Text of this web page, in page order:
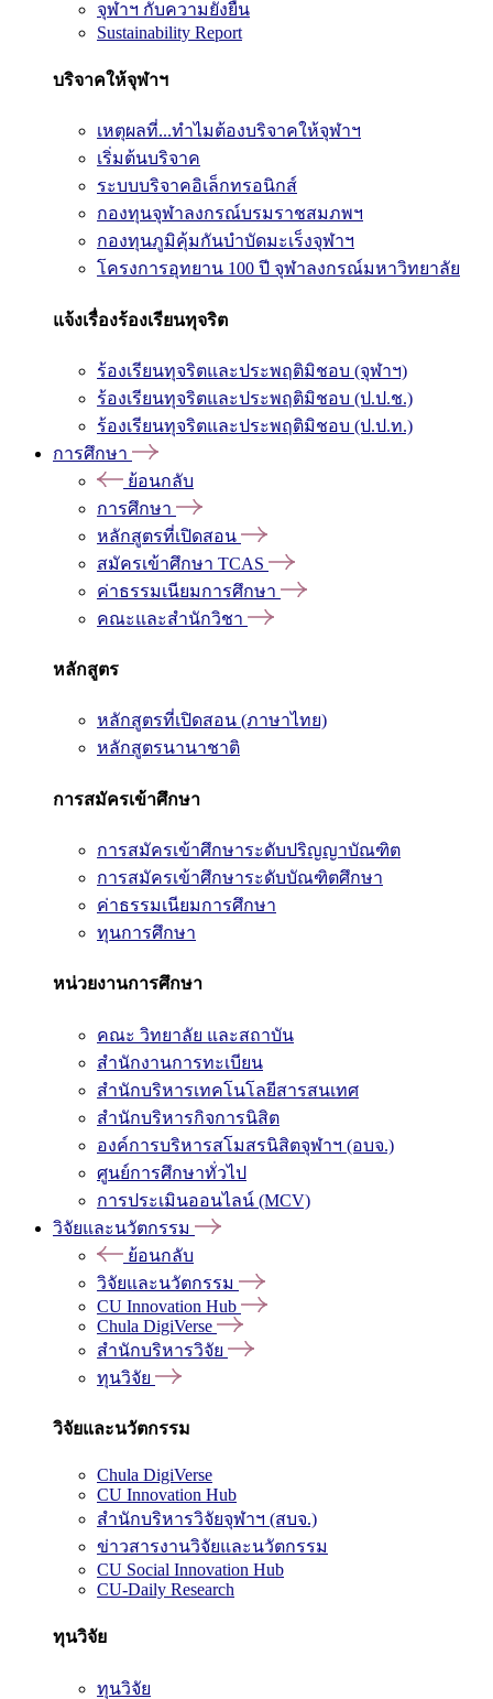
จุฬาฯ กับความยั่งยืน
Sustainability Report
บริจาคให้จุฬาฯ
เหตุผลที่...ทำไมต้องบริจาคให้จุฬาฯ
เริ่มต้นบริจาค
ระบบบริจาคอิเล็กทรอนิกส์
กองทุนจุฬาลงกรณ์บรมราชสมภพฯ
กองทุนภูมิคุ้มกันบำบัดมะเร็งจุฬาฯ
โครงการอุทยาน 100 ปี จุฬาลงกรณ์มหาวิทยาลัย
แจ้งเรื่องร้องเรียนทุจริต
ร้องเรียนทุจริตและประพฤติมิชอบ (จุฬาฯ)
ร้องเรียนทุจริตและประพฤติมิชอบ (ป.ป.ช.)
ร้องเรียนทุจริตและประพฤติมิชอบ (ป.ป.ท.)
การศึกษา
ย้อนกลับ
การศึกษา
หลักสูตรที่เปิดสอน
สมัครเข้าศึกษา TCAS
ค่าธรรมเนียมการศึกษา
คณะและสำนักวิชา
หลักสูตร
หลักสูตรที่เปิดสอน (ภาษาไทย)
หลักสูตรนานาชาติ
การสมัครเข้าศึกษา
การสมัครเข้าศึกษาระดับปริญญาบัณฑิต
การสมัครเข้าศึกษาระดับบัณฑิตศึกษา
ค่าธรรมเนียมการศึกษา
ทุนการศึกษา
หน่วยงานการศึกษา
คณะ วิทยาลัย และสถาบัน
สำนักงานการทะเบียน
สำนักบริหารเทคโนโลยีสารสนเทศ
สำนักบริหารกิจการนิสิต
องค์การบริหารสโมสรนิสิตจุฬาฯ (อบจ.)
ศูนย์การศึกษาทั่วไป
การประเมินออนไลน์ (MCV)
วิจัยและนวัตกรรม
ย้อนกลับ
วิจัยและนวัตกรรม
CU Innovation Hub
Chula DigiVerse
สำนักบริหารวิจัย
ทุนวิจัย
วิจัยและนวัตกรรม
Chula DigiVerse
CU Innovation Hub
สำนักบริหารวิจัยจุฬาฯ (สบจ.)
ข่าวสารงานวิจัยและนวัตกรรม
CU Social Innovation Hub
CU-Daily Research
ทุนวิจัย
ทุนวิจัย